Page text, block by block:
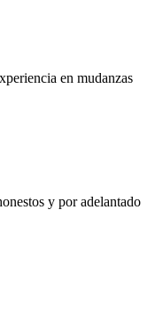
en mudanzas
y por adelantado